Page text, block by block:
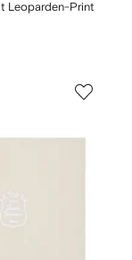
Leoparden-Print